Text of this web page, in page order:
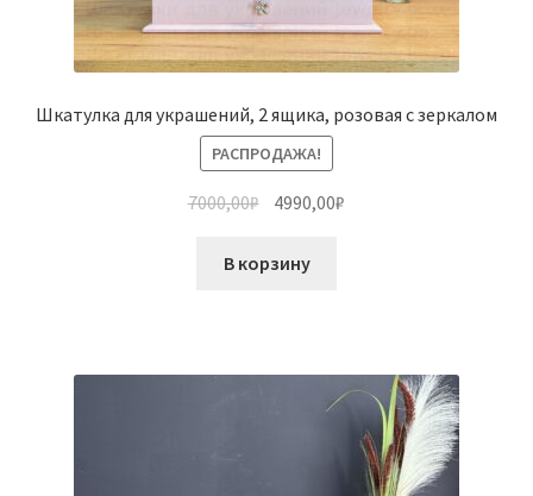
Шкатулка для украшений, 2 ящика, розовая с зеркалом
РАСПРОДАЖА!
7000,00₽ 4990,00₽
В корзину